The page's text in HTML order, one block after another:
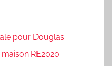
pour Douglas
RE2020